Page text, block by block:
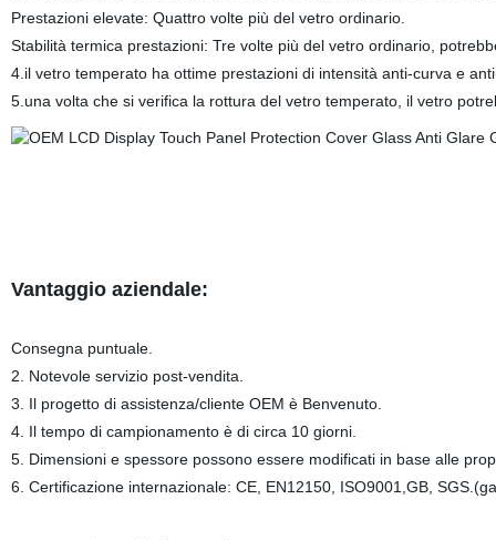
Prestazioni elevate: Quattro volte più del vetro ordinario.
Stabilità termica prestazioni: Tre volte più del vetro ordinario,
4.il vetro temperato ha ottime prestazioni di intensità anti-curva e
5.una volta che si verifica la rottura del vetro temperato, il vetro
Vantaggio aziendale:
Consegna puntuale.
2. Notevole servizio post-vendita.
3. Il progetto di assistenza/cliente OEM è Benvenuto.
4. Il tempo di campionamento è di circa 10 giorni.
5. Dimensioni e spessore possono essere modificati in base alle
6. Certificazione internazionale: CE, EN12150, ISO9001,GB,